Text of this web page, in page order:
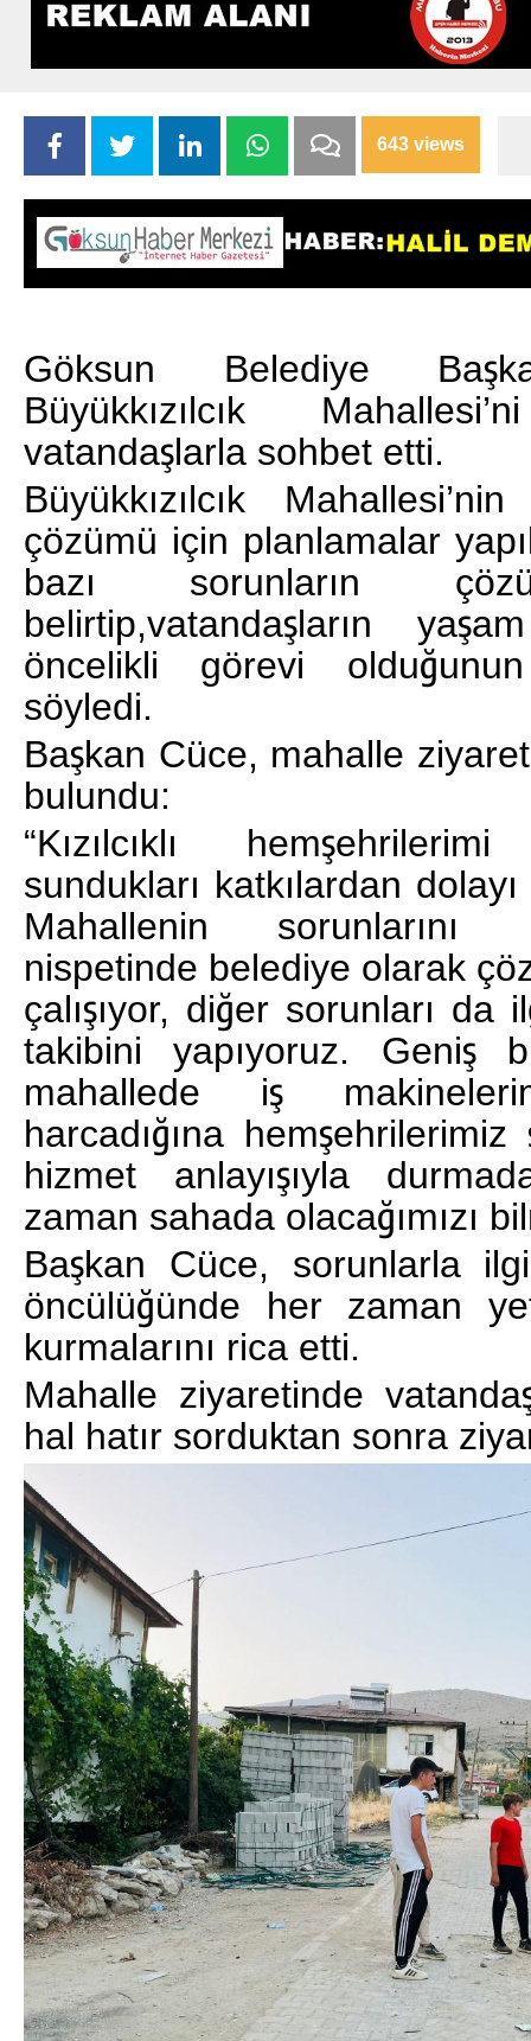
643 views
Göksun Belediye
Büyükkızılcık
vatandaşlarla sohbet etti.
Büyükkızılcık
çözümü için planlamalar
bazı sorunların
belirtip,vatandaşların
öncelikli görevi
söyledi.
Başkan Cüce, mahalle
bulundu:
“Kızılcıklı
sundukları katkılardan
Mahallenin sorunlarını
nispetinde belediye olarak
çalışıyor, diğer sorunları
takibini yapıyoruz. Geniş
mahallede iş
harcadığına
hizmet anlayışıyla
zaman sahada olacağımızı
Başkan Cüce, sorunlarla
öncülüğünde her zaman
kurmalarını rica etti.
Mahalle ziyaretinde
hal hatır sorduktan sonra
GÜNLÜK HABER AKIŞI
GÖKSUN’DA HAFTA SONU NÖBETÇI
ECZANELER/18-19 TEMMUZ 2026